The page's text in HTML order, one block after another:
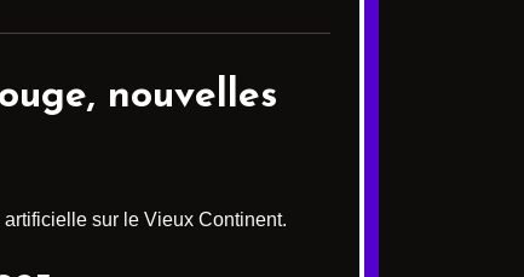
nouvelles
sur le Vieux Continent.